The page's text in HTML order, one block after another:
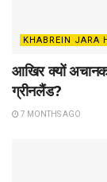
KHABREIN JARA
आखिर क्यों
ग्रीनलैंड?
7 MONTHS AGO